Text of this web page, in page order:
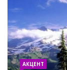
АКЦЕНТ